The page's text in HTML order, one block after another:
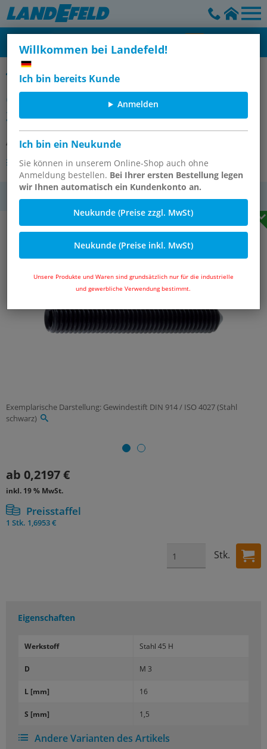
Willkommen bei Landefeld!
Ich bin bereits Kunde
Anmelden
Ich bin ein Neukunde
Sie können in unserem Online-Shop auch ohne
Anmeldung bestellen. Bei Ihrer ersten Bestellung legen
wir Ihnen automatisch ein Kundenkonto an.
Neukunde (Preise zzgl. MwSt)
Neukunde (Preise inkl. MwSt)
Unsere Produkte und Waren sind grundsätzlich nur für die industrielle
und gewerbliche Verwendung bestimmt.
Gewindestifte mit Innensechskant & Spitze, DIN 914 / ISO 4027
Gewindestift DIN 914 / ISO 4027, M
3x16, Stahl 45 H
Artikelnummer: 914-M3X16
Andere Varianten des Artikels
MwSt.
Exemplarische Darstellung: Gewindestift DIN 914 / ISO 4027 (Stahl
schwarz)
ab 0,2197 €
inkl. 19 % MwSt.
Preisstaffel
1 Stk. 1,6953 €
Stk.
Eigenschaften
Werk­stoff Stahl 45 H
D M 3
L [mm] 16
S [mm] 1,5
Andere Varianten des Artikels